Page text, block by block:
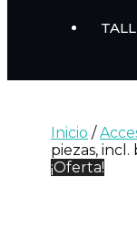
Inicio /
piezas, incl.
¡Oferta!